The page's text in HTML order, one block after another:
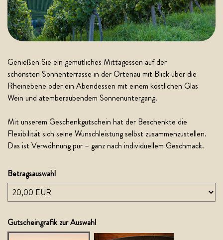
Genießen Sie ein gemütliches Mittagessen auf der
schönsten Sonnenterrasse in der Ortenau mit Blick über die
Rheinebene oder ein Abendessen mit einem köstlichen Glas
Wein und atemberaubendem Sonnenuntergang.
Mit unserem Geschenkgutschein hat der Beschenkte die
Flexibilität sich seine Wunschleistung selbst zusammenzustellen.
Das ist Verwöhnung pur – ganz nach individuellem Geschmack.
Betragsauswahl
Gutscheingrafik zur Auswahl